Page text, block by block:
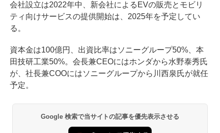
会社設立は2022年中、新会社によるEVの販売とモビリ
ティ向けサービスの提供開始は、2025年を予定してい
る。
資本金は100億円、出資比率はソニーグループ50%、本
田技研工業50%。会長兼CEOにはホンダから水野泰秀氏
が、社長兼COOにはソニーグループから川西泉氏が就任
予定。
Google 検索で当サイトの記事を優先表示させる